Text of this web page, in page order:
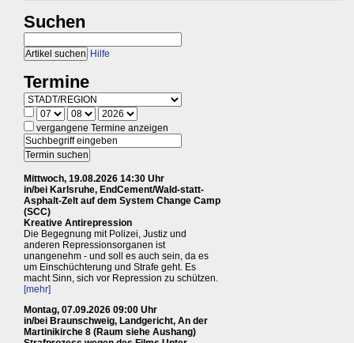
Suchen
Hilfe
Termine
vergangene Termine anzeigen
Mittwoch, 19.08.2026 14:30 Uhr
in/bei Karlsruhe, EndCement/Wald-statt-
Asphalt-Zelt auf dem System Change Camp
(SCC)
Kreative Antirepression
Die Begegnung mit Polizei, Justiz und
anderen Repressionsorganen ist
unangenehm - und soll es auch sein, da es
um Einschüchterung und Strafe geht. Es
macht Sinn, sich vor Repression zu schützen.
[mehr]
Montag, 07.09.2026 09:00 Uhr
in/bei Braunschweig, Landgericht, An der
Martinikirche 8 (Raum siehe Aushang)